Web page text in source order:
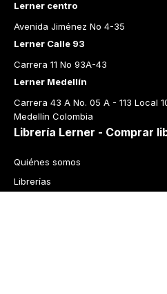
Lerner centro
Avenida Jiménez No 4-35
Lerner Calle 93
Carrera 11 No 93A-43
Lerner Medellín
Carrera 43 A No. 05 A - 113 Local
Medellín Colombia
Librería Lerner - Comprar
Quiénes somos
Librerías